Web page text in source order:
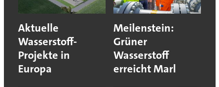
Aktuelle
Wasserstoff-
Projekte in
Europa
Meilenstein:
Grüner
Wasserstoff
erreicht Marl